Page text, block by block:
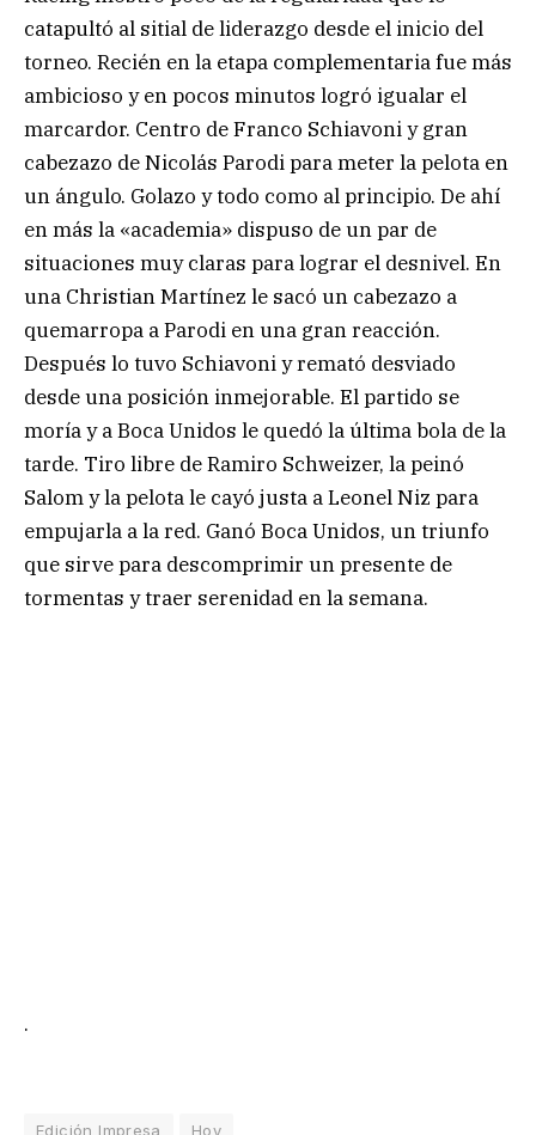
catapultó al sitial de liderazgo desde el inicio del
torneo. Recién en la etapa complementaria fue más
ambicioso y en pocos minutos logró igualar el
marcardor. Centro de Franco Schiavoni y gran
cabezazo de Nicolás Parodi para meter la pelota en
un ángulo. Golazo y todo como al principio. De ahí
en más la «academia» dispuso de un par de
situaciones muy claras para lograr el desnivel. En
una Christian Martínez le sacó un cabezazo a
quemarropa a Parodi en una gran reacción.
Después lo tuvo Schiavoni y remató desviado
desde una posición inmejorable. El partido se
moría y a Boca Unidos le quedó la última bola de la
tarde. Tiro libre de Ramiro Schweizer, la peinó
Salom y la pelota le cayó justa a Leonel Niz para
empujarla a la red. Ganó Boca Unidos, un triunfo
que sirve para descomprimir un presente de
tormentas y traer serenidad en la semana.
.
Edición Impresa Hoy